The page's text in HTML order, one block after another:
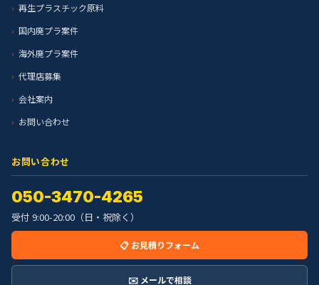
再生プラスチック原料
国内廃プラ案件
海外廃プラ案件
代理店募集
会社案内
お問い合わせ
お問い合わせ
050-3470-4265
受付 9:00-20:00（日・祝除く）
📋 お見積りフォーム
✉️ メールで相談